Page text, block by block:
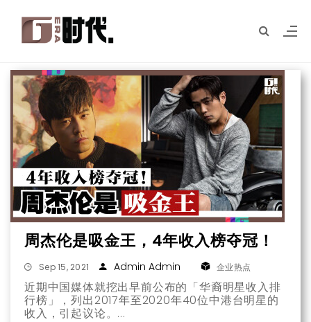
周杰伦是吸金王，4年收入榜夺冠！
Sep 15, 2021 Admin Admin 企业热点
近期中国媒体就挖出早前公布的「华裔明星收入排
行榜」，列出2017年至2020年40位中港台明星的
收入，引起议论。